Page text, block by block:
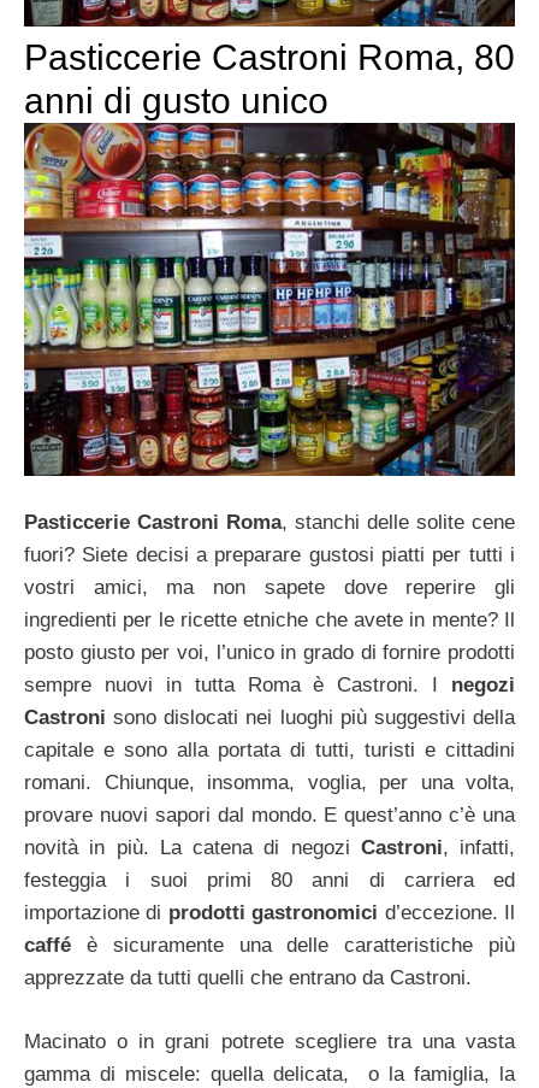
Pasticcerie Castroni Roma, 80
anni di gusto unico
Pasticcerie Castroni Roma, stanchi delle solite cene
fuori? Siete decisi a preparare gustosi piatti per tutti i
vostri amici, ma non sapete dove reperire gli
ingredienti per le ricette etniche che avete in mente? Il
posto giusto per voi, l’unico in grado di fornire prodotti
sempre nuovi in tutta Roma è Castroni. I
negozi
Castroni sono dislocati nei luoghi più suggestivi della
capitale e sono alla portata di tutti, turisti e cittadini
romani. Chiunque, insomma, voglia, per una volta,
provare nuovi sapori dal mondo. E quest’anno c’è una
novità in più. La catena di negozi Castroni, infatti,
festeggia i suoi primi 80 anni di carriera ed
importazione di prodotti gastronomici d’eccezione. Il
caffé è sicuramente una delle caratteristiche più
apprezzate da tutti quelli che entrano da Castroni.
Macinato o in grani potrete scegliere tra una vasta
gamma di miscele: quella delicata, o la famiglia, la